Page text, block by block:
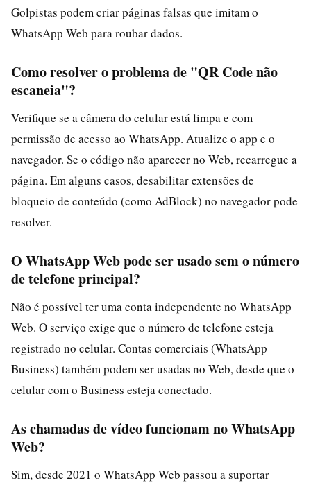
Golpistas podem criar páginas falsas que imitam o
WhatsApp Web para roubar dados.
Como resolver o problema de "QR Code não
escaneia"?
Verifique se a câmera do celular está limpa e com
permissão de acesso ao WhatsApp. Atualize o app e o
navegador. Se o código não aparecer no Web, recarregue a
página. Em alguns casos, desabilitar extensões de
bloqueio de conteúdo (como AdBlock) no navegador pode
resolver.
O WhatsApp Web pode ser usado sem o número
de telefone principal?
Não é possível ter uma conta independente no WhatsApp
Web. O serviço exige que o número de telefone esteja
registrado no celular. Contas comerciais (WhatsApp
Business) também podem ser usadas no Web, desde que o
celular com o Business esteja conectado.
As chamadas de vídeo funcionam no WhatsApp
Web?
Sim, desde 2021 o WhatsApp Web passou a suportar